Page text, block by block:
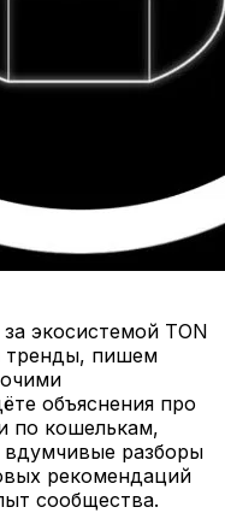
экосистемой TON
тренды, пишем
объяснения про
по кошелькам,
разборы
рекомендаций
сообщества.